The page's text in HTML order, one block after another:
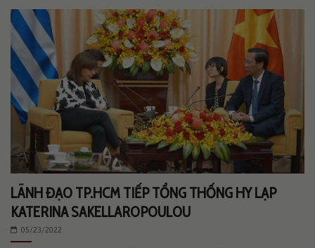
LÃNH ĐẠO TP.HCM TIẾP TỔNG THỐNG HY LẠP
KATERINA SAKELLAROPOULOU
05/23/2022